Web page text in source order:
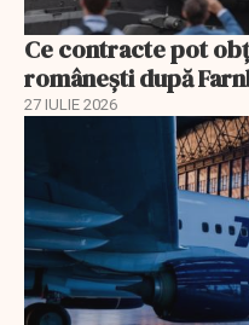
Ce contracte pot
românești după
27 IULIE 2026